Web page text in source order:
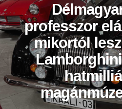
professzor
mikortól